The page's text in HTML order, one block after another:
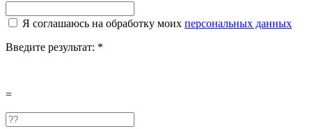
Я соглашаюсь на обработку моих персональных данных
Введите результат: *
=